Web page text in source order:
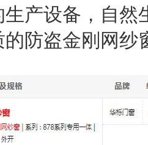
产设备，自然
防盗金刚网纱